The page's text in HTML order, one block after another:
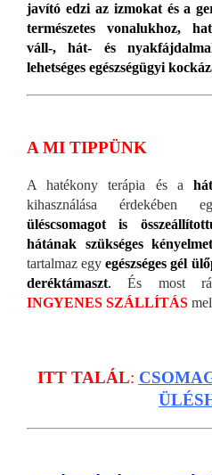
javító edzi az izmokat és a
természetes vonalukhoz,
váll-, hát- és
lehetséges egészségügyi
A MI TIPPÜNK
A hatékony terápia és a
kihasználása érdekében
üléscsomagot is
hátának szükséges
tartalmaz egyegészséges gél
deréktámaszt. És most
INGYENES SZÁLLÍTÁS
ITT TALÁL: